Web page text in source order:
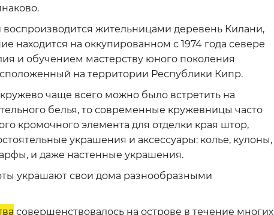
воспроизводится жительницами деревень Килани,
находится на оккупированном с 1974 года севере
и обучением мастерству юного поколения
на территории Республики Кипр.
чаще всего можно было встретить на
белья, то современные кружевницы часто
кромочного элемента для отделки края штор,
украшения и аксессуары: колье, кулоны,
и даже настенные украшения.
украшают свои дома разнообразными
совершенствовалось на острове в течение многих